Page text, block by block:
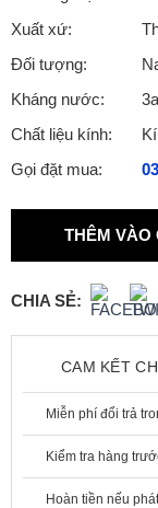
Xuất xứ:
Đối tượng:
Kháng nước:
Chất liệu kính:
Gọi đặt mua:
THÊM VÀO
CHIA SẺ:
CAM KẾT
Miễn phí đổi trả
Kiểm tra hàng
Hoàn tiền nếu